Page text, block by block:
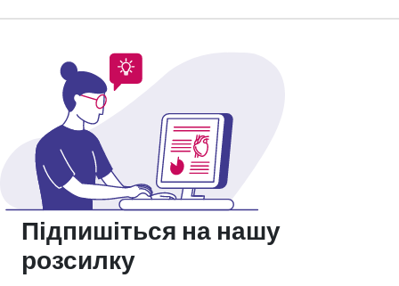
Підпишіться на нашу
розсилку